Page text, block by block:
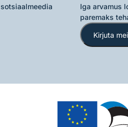
Iga arvamus
paremaks
Kirjuta